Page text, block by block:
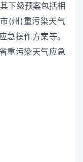
下级预案包括相
(州)重污染天气
急操作方案等。
重污染天气应急